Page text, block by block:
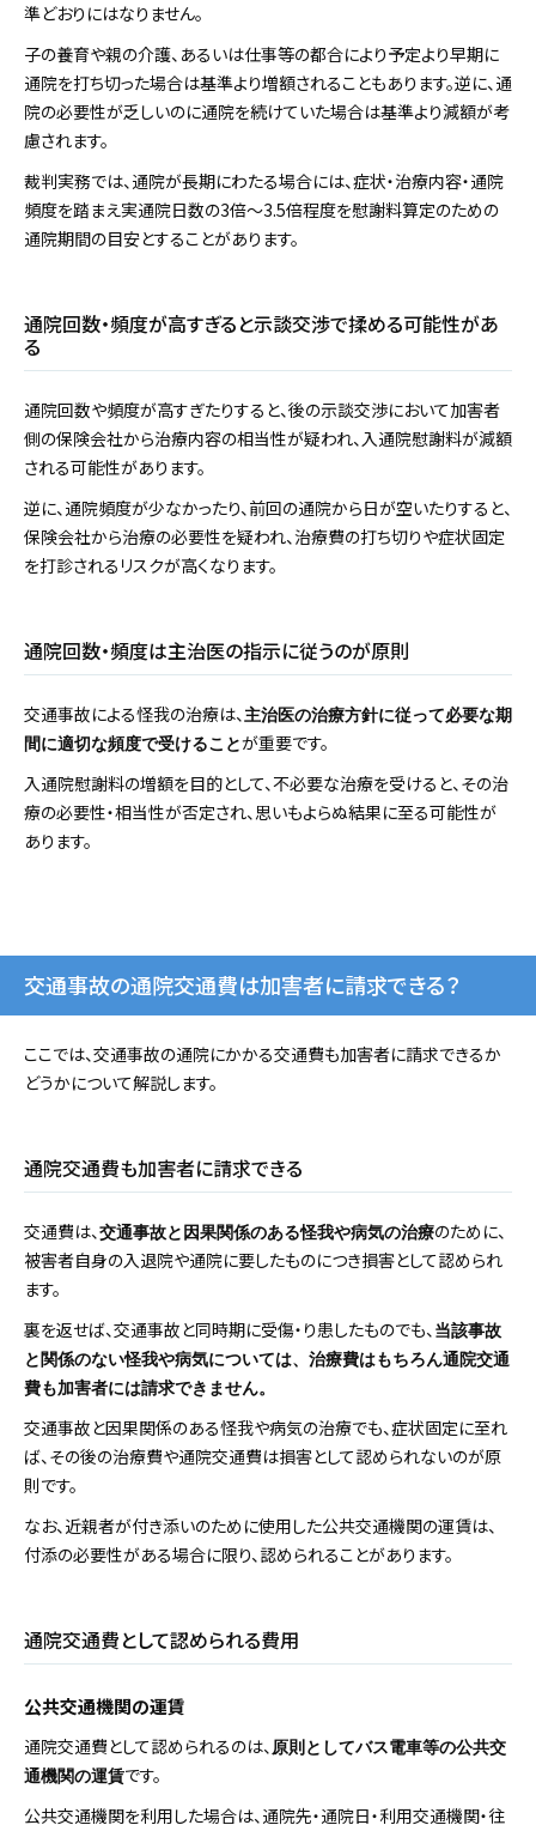
準どおりにはなりません。
子の養育や親の介護、あるいは仕事等の都合により予定より早期に
通院を打ち切った場合は基準より増額されることもあります。逆に、通
院の必要性が乏しいのに通院を続けていた場合は基準より減額が考
慮されます。
裁判実務では、通院が長期にわたる場合には、症状・治療内容・通院
頻度を踏まえ実通院日数の3倍～3.5倍程度を慰謝料算定のための
通院期間の目安とすることがあります。
通院回数・頻度が高すぎると示談交渉で揉める可能性があ
る
通院回数や頻度が高すぎたりすると、後の示談交渉において加害者
側の保険会社から治療内容の相当性が疑われ、入通院慰謝料が減額
される可能性があります。
逆に、通院頻度が少なかったり、前回の通院から日が空いたりすると、
保険会社から治療の必要性を疑われ、治療費の打ち切りや症状固定
を打診されるリスクが高くなります。
通院回数・頻度は主治医の指示に従うのが原則
交通事故による怪我の治療は、主治医の治療方針に従って必要な期
間に適切な頻度で受けることが重要です。
入通院慰謝料の増額を目的として、不必要な治療を受けると、その治
療の必要性・相当性が否定され、思いもよらぬ結果に至る可能性が
あります。
交通事故の通院交通費は加害者に請求できる？
ここでは、交通事故の通院にかかる交通費も加害者に請求できるか
どうかについて解説します。
通院交通費も加害者に請求できる
交通費は、交通事故と因果関係のある怪我や病気の治療のために、
被害者自身の入退院や通院に要したものにつき損害として認められ
ます。
裏を返せば、交通事故と同時期に受傷・り患したものでも、 当該事故
と関係のない怪我や病気については、治療費はもちろん通院交通
費も加害者には請求できません。
交通事故と因果関係のある怪我や病気の治療でも、症状固定に至れ
ば、その後の治療費や通院交通費は損害として認められないのが原
則です。
なお、近親者が付き添いのために使用した公共交通機関の運賃は、
付添の必要性がある場合に限り、認められることがあります。
通院交通費として認められる費用
公共交通機関の運賃
通院交通費として認められるのは、 原則としてバス電車等の公共交
通機関の運賃です。
公共交通機関を利用した場合は、通院先・通院日・利用交通機関・往